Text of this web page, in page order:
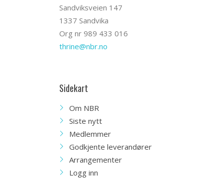
Sandviksveien 147
1337 Sandvika
Org nr 989 433 016
thrine@nbr.no
Sidekart
Om NBR
Siste nytt
Medlemmer
Godkjente leverandører
Arrangementer
Logg inn